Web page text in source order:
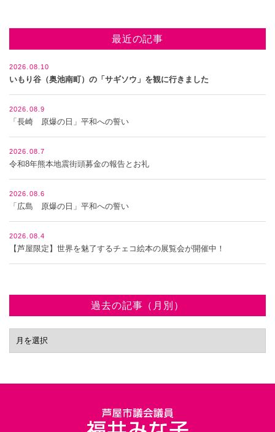
最近の記事
2026.08.10
いもり谷（奥池南町）の「サギソウ」を観に行きました
2026.08.9
「長崎 原爆の日」平和への誓い
2026.08.7
令和8年熊本地震街頭募金の報告とお礼
2026.08.6
「広島 原爆の日」平和への誓い
2026.08.4
【芦屋限定】世界を魅了するチェコ絵本の展覧会が開催中！
過去の記事（月別）